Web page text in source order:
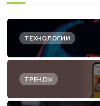
ТЕХНОЛОГИИ
ТРЕНДЫ